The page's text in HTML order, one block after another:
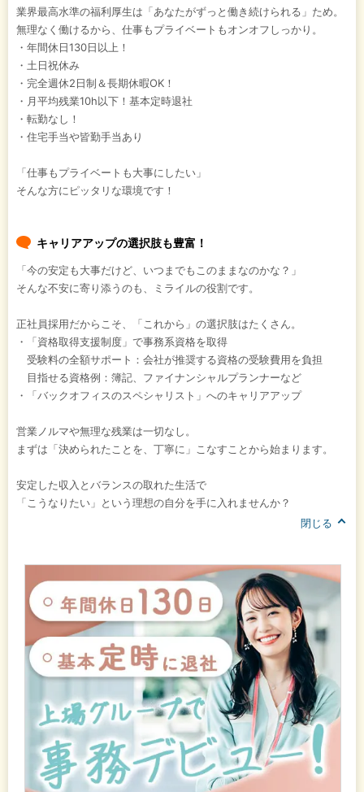
業界最高水準の福利厚生は「あなたがずっと働き続けられる」ため。
無理なく働けるから、仕事もプライベートもオンオフしっかり。
・年間休日130日以上！
・土日祝休み
・完全週休2日制＆長期休暇OK！
・月平均残業10h以下！基本定時退社
・転勤なし！
・住宅手当や皆勤手当あり
「仕事もプライベートも大事にしたい」
そんな方にピッタリな環境です！
キャリアアップの選択肢も豊富！
「今の安定も大事だけど、いつまでもこのままなのかな？」
そんな不安に寄り添うのも、ミライルの役割です。
正社員採用だからこそ、「これから」の選択肢はたくさん。
・「資格取得支援制度」で事務系資格を取得
受験料の全額サポート：会社が推奨する資格の受験費用を負担
目指せる資格例：簿記、ファイナンシャルプランナーなど
・「バックオフィスのスペシャリスト」へのキャリアアップ
営業ノルマや無理な残業は一切なし。
まずは「決められたことを、丁寧に」こなすことから始まります。
安定した収入とバランスの取れた生活で
「こうなりたい」という理想の自分を手に入れませんか？
閉じる